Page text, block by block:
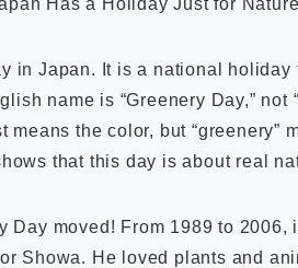
Has a Holiday Just for Nature
in Japan. It is a national holiday
name is “Greenery Day,” not
means the color, but “greenery”
that this day is about real
Day moved! From 1989 to
Showa. He loved plants and